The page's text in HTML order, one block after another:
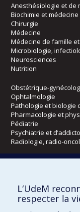
Anesthésiologie et de
Biochimie et
Chirurgie
Médecine
Médecine de famille
Microbiologie,
Neurosciences
Nutrition
Obstétrique-
Ophtalmologie
Pathologie et biologie
Pharmacologie et
Pédiatrie
Psychiatrie et
Radiologie, radio-
Kinésiologie et des
Orthophonie et
L’UdeM
respecter la